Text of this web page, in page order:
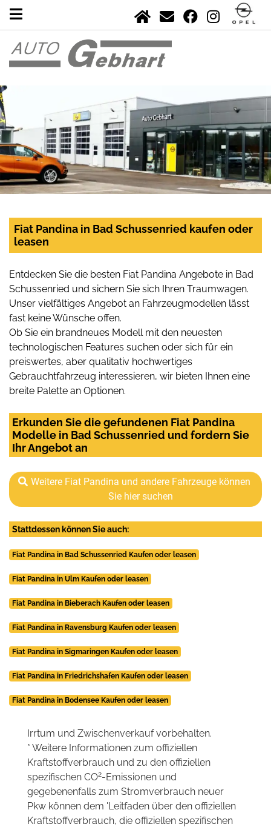
Fiat Pandina in Bad Schussenried kaufen oder
leasen
Entdecken Sie die besten Fiat Pandina Angebote in Bad
Schussenried und sichern Sie sich Ihren Traumwagen.
Unser vielfältiges Angebot an Fahrzeugmodellen lässt
fast keine Wünsche offen.
Ob Sie ein brandneues Modell mit den neuesten
technologischen Features suchen oder sich für ein
preiswertes, aber qualitativ hochwertiges
Gebrauchtfahrzeug interessieren, wir bieten Ihnen eine
breite Palette an Optionen.
Erkunden Sie die gefundenen Fiat Pandina
Modelle in Bad Schussenried und fordern Sie
Ihr Angebot an
Weitere Fiat Pandina und andere Fahrzeuge können
Sie hier suchen
Stattdessen können Sie auch:
Fiat Pandina in Bad Schussenried Kaufen oder leasen
Fiat Pandina in Ulm Kaufen oder leasen
Fiat Pandina in Bieberach Kaufen oder leasen
Fiat Pandina in Ravensburg Kaufen oder leasen
Fiat Pandina in Sigmaringen Kaufen oder leasen
Fiat Pandina in Friedrichshafen Kaufen oder leasen
Fiat Pandina in Bodensee Kaufen oder leasen
Irrtum und Zwischenverkauf vorbehalten.
* Weitere Informationen zum offiziellen
Kraftstoffverbrauch und zu den offiziellen
spezifischen CO2-Emissionen und
gegebenenfalls zum Stromverbrauch neuer
Pkw können dem 'Leitfaden über den offiziellen
Kraftstoffverbrauch, die offiziellen spezifischen